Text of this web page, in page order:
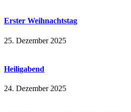
Erster Weihnachtstag
25. Dezember 2025
Heiligabend
24. Dezember 2025